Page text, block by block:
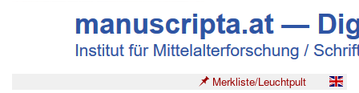
Merkliste/Leuchtpult